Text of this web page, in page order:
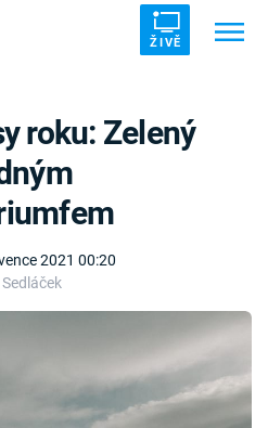
ŽIVĚ
2021 00:20
roku: Zelený